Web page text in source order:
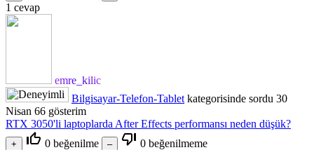
1 cevap
emre_kilic
Bilgisayar-Telefon-Tablet kategorisinde sordu 30
Nisan 66 gösterim
RTX 3050'li laptoplarda After Effects performansı neden düşük?
thumb_up_off_alt 0 beğenilme thumb_down_off_alt 0 beğenilmeme